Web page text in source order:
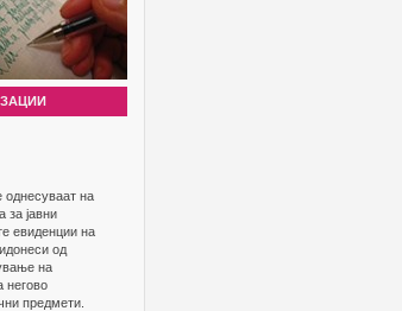
однесуваат на
за јавни
евиденции на
од
на
негово
предмети.